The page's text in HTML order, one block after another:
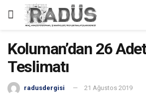
Koluman’dan 26
Teslimatı
radusdergisi 21 Ağustos 2019